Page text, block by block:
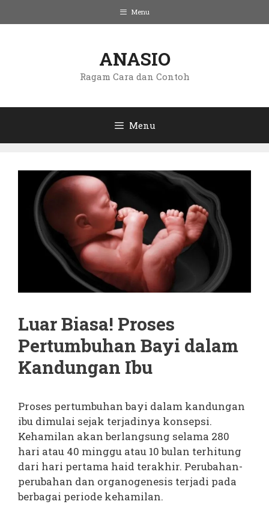
ke
Menu
ANASIO
Ragam Cara dan Contoh
Menu
Luar Biasa! Proses
Pertumbuhan Bayi dalam
Kandungan Ibu
Proses pertumbuhan bayi dalam kandungan
ibu dimulai sejak terjadinya konsepsi.
Kehamilan akan berlangsung selama 280
hari atau 40 minggu atau 10 bulan terhitung
dari hari pertama haid terakhir. Perubahan-
perubahan dan organogenesis terjadi pada
berbagai periode kehamilan.